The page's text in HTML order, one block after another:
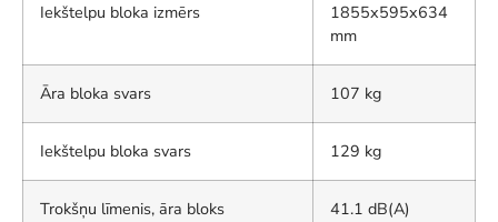
Iekštelpu bloka izmērs
1855x595x634
mm
Āra bloka svars 107 kg
Iekštelpu bloka svars 129 kg
Trokšņu līmenis, āra bloks 41.1 dB(A)